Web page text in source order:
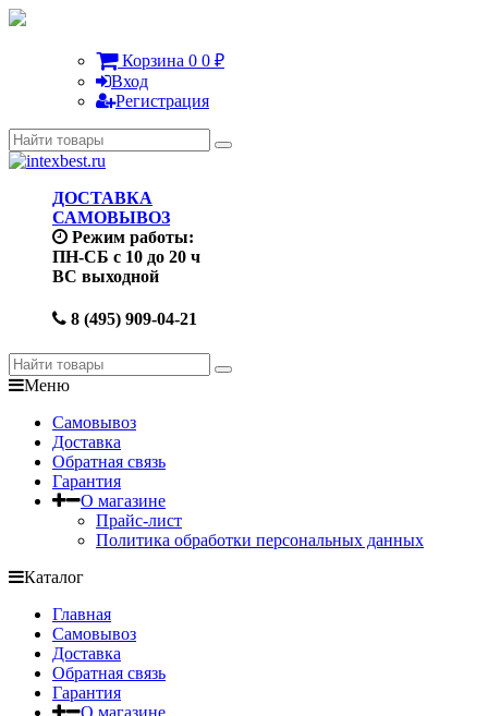
Корзина 0 0 ₽
Вход
Регистрация
ДОСТАВКА
САМОВЫВОЗ
Режим работы:
ПН-СБ с 10 до 20 ч
ВС выходной
8 (495) 909-04-21
Меню
Самовывоз
Доставка
Обратная связь
Гарантия
О магазине
Прайс-лист
Политика обработки персональных данных
Каталог
Главная
Самовывоз
Доставка
Обратная связь
Гарантия
О магазине